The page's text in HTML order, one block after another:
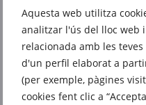
Aquesta web utilitza
analitzar l'ús del lloc web
relacionada amb les
d'un perfil elaborat a
(per exemple, pàgines
cookies fent clic a